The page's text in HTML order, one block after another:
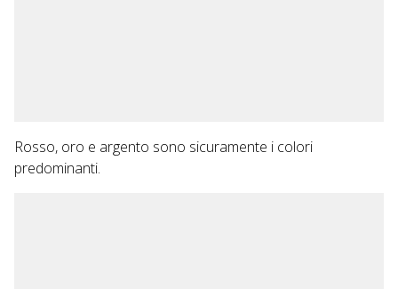
Rosso, oro e argento sono sicuramente i colori
predominanti.